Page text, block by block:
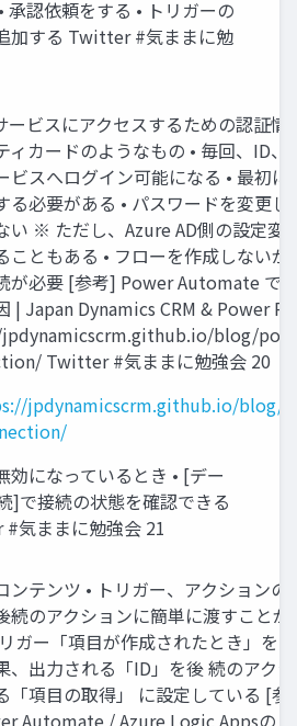
承認依頼をする • トリガーの
加する Twitter #気ままに勉
ービスにアクセスするための認証情
ィカードのようなもの • 毎回、ID
ビスへログイン可能になる • 最初
る必要がある • パスワードを変更
い ※ ただし、Azure AD側の設定変
こともある • フローを作成しない
が必要 [参考] Power Automate で
| Japan Dynamics CRM & Power
blog/
Twitter #気ままに勉強会 20
jpdynamicscrm.github.io/blog/
効になっているとき • [デー
]で接続の状態を確認できる
気ままに勉強会 21
ンテンツ • トリガー、アクションの
続のアクションに簡単に渡すことが
ガー「項目が作成されたとき」を
、出力される「ID」を後 続のアク
「項目の取得」 に設定している [参